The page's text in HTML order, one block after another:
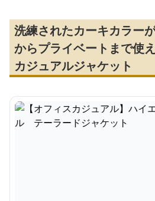
洗練されたカーキカラー
からプライベートまで使
カジュアルジャケット